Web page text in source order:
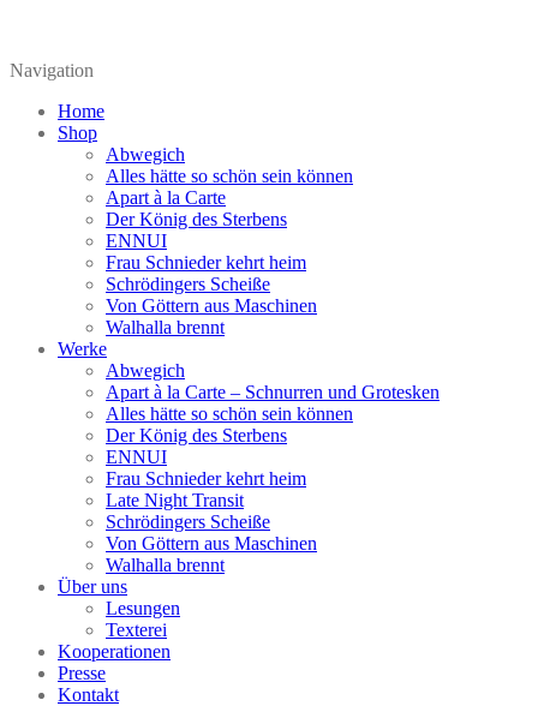
Navigation
Home
Shop
Abwegich
Alles hätte so schön sein können
Apart à la Carte
Der König des Sterbens
ENNUI
Frau Schnieder kehrt heim
Schrödingers Scheiße
Von Göttern aus Maschinen
Walhalla brennt
Werke
Abwegich
Apart à la Carte – Schnurren und Grotesken
Alles hätte so schön sein können
Der König des Sterbens
ENNUI
Frau Schnieder kehrt heim
Late Night Transit
Schrödingers Scheiße
Von Göttern aus Maschinen
Walhalla brennt
Über uns
Lesungen
Texterei
Kooperationen
Presse
Kontakt